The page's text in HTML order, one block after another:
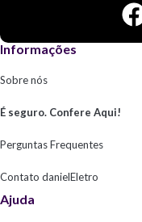
Informações
Sobre nós
É seguro. Confere Aqui!
Perguntas Frequentes
Contato danielEletro
Ajuda